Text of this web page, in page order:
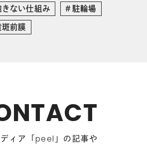
きない仕組み 駐輪場
斑前膜
ディア「 peel
」の記事や